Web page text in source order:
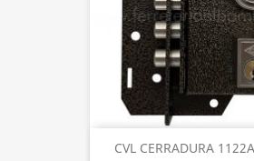
CVL CERRADURA